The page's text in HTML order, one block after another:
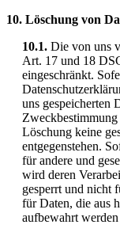
10. Löschung von
10.1. Die von uns
Art. 17 und 18
eingeschränkt.
uns gespeicherten
Löschung keine
entgegenstehen.
für andere und
wird deren
gesperrt und nicht
für Daten, die aus
aufbewahrt werden